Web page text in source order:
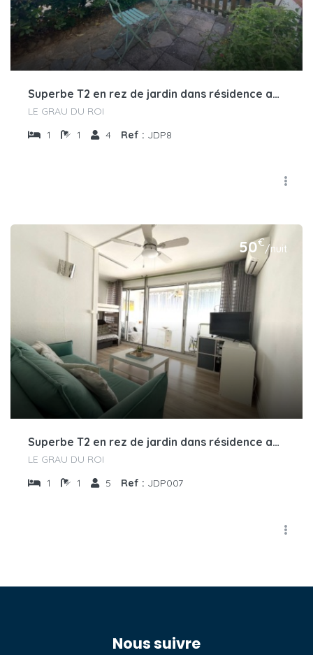
Superbe T2 en rez de jardin dans résidence avec piscine
LE GRAU DU ROI
1
1 4 Ref : JDP8
50€/nuit
Superbe T2 en rez de jardin dans résidence avec piscine
LE GRAU DU ROI
1
1 5 Ref : JDP007
Nous suivre